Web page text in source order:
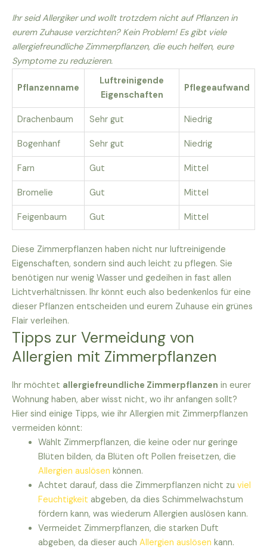
Ihr seid Allergiker und wollt trotzdem nicht auf Pflanzen in
eurem Zuhause verzichten? Kein Problem! Es gibt viele
allergiefreundliche Zimmerpflanzen, die euch helfen, eure
Symptome zu reduzieren.
Pflanzenname
Luftreinigende
Eigenschaften
Pflegeaufwand
Drachenbaum Sehr gut Niedrig
Bogenhanf Sehr gut Niedrig
Farn Gut Mittel
Bromelie Gut Mittel
Feigenbaum Gut Mittel
Diese Zimmerpflanzen haben nicht nur luftreinigende
Eigenschaften, sondern sind auch leicht zu pflegen. Sie
benötigen nur wenig Wasser und gedeihen in fast allen
Lichtverhältnissen. Ihr könnt euch also bedenkenlos für eine
dieser Pflanzen entscheiden und eurem Zuhause ein grünes
Flair verleihen.
Tipps zur Vermeidung von
Allergien mit Zimmerpflanzen
Ihr möchtet allergiefreundliche Zimmerpflanzen in eurer
Wohnung haben, aber wisst nicht, wo ihr anfangen sollt?
Hier sind einige Tipps, wie ihr Allergien mit Zimmerpflanzen
vermeiden könnt:
Wählt Zimmerpflanzen, die keine oder nur geringe
Blüten bilden, da Blüten oft Pollen freisetzen, die
Allergien auslösen können.
Achtet darauf, dass die Zimmerpflanzen nicht zu viel
Feuchtigkeit abgeben, da dies Schimmelwachstum
fördern kann, was wiederum Allergien auslösen kann.
Vermeidet Zimmerpflanzen, die starken Duft
abgeben, da dieser auch Allergien auslösen kann.